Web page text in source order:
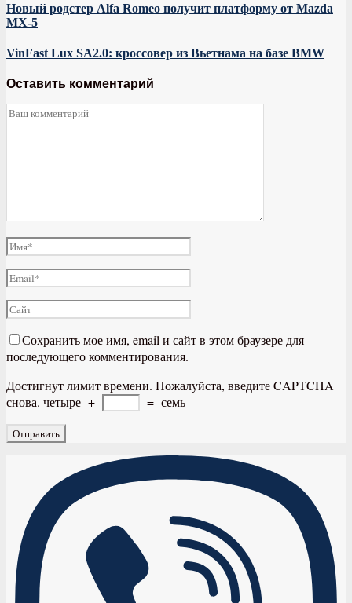
Новый родстер Alfa Romeo получит платформу от Mazda
MX-5
VinFast Lux SA2.0: кроссовер из Вьетнама на базе BMW
Оставить комментарий
Сохранить мое имя, email и сайт в этом браузере для
последующего комментирования.
Достигнут лимит времени. Пожалуйста, введите CAPTCHA
снова. четыре + = семь